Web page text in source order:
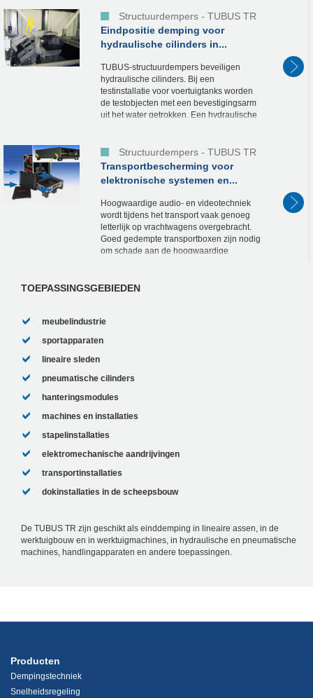
Structuurdempers - TUBUS TR
Eindpositie demping voor
hydraulische cilinders in...
TUBUS-structuurdempers beveiligen
hydraulische cilinders. Bij een
testinstallatie voor voertuigtanks worden
de testobjecten met een bevestigingsarm
uit het water getrokken. Een hydraulische
Structuurdempers - TUBUS TR
Transportbescherming voor
elektronische systemen en...
Hoogwaardige audio- en videotechniek
wordt tijdens het transport vaak genoeg
letterlijk op vrachtwagens overgebracht.
Goed gedempte transportboxen zijn nodig
om schade aan de hoogwaardige
TOEPASSINGSGEBIEDEN
meubelindustrie
sportapparaten
lineaire sleden
pneumatische cilinders
hanteringsmodules
machines en installaties
stapelinstallaties
elektromechanische aandrijvingen
transportinstallaties
dokinstallaties in de scheepsbouw
De TUBUS TR zijn geschikt als einddemping in lineaire assen, in de
werktuigbouw en in werktuigmachines, in hydraulische en pneumatische
machines, handlingapparaten en andere toepassingen.
Producten
Dempingstechniek
Snelheidsregeling